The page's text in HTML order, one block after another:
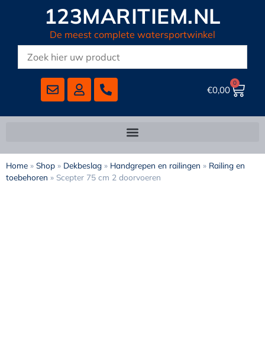
123MARITIEM.NL
De meest complete watersportwinkel
€0,00
0
Home » Shop » Dekbeslag » Handgrepen en railingen » Railing en
toebehoren » Scepter 75 cm 2 doorvoeren